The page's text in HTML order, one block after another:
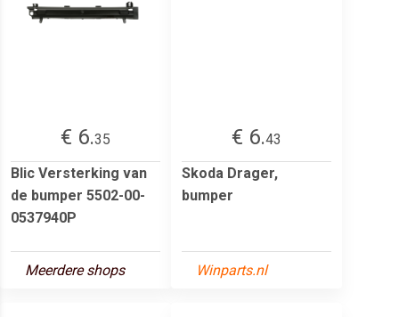
€ 6.35
Blic Versterking van
de bumper 5502-00-
0537940P
Meerdere shops
€ 6.43
Skoda Drager,
bumper
Winparts.nl